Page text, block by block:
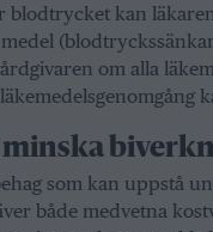
blodtrycket kan
om alla
som kan uppstå
både medvetna